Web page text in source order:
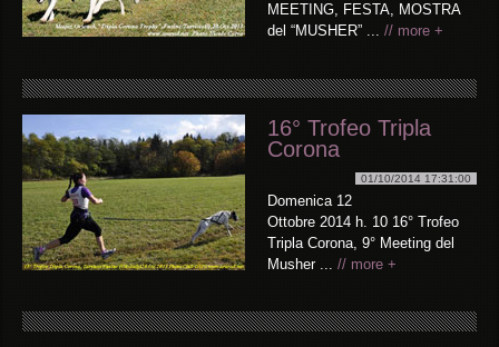
MEETING, FESTA, MOSTRA
del “MUSHER” ... // more +
16° Trofeo Tripla
Corona
01/10/2014 17:31:00
Domenica 12
Ottobre 2014 h. 10 16° Trofeo
Tripla Corona, 9° Meeting del
Musher ... // more +